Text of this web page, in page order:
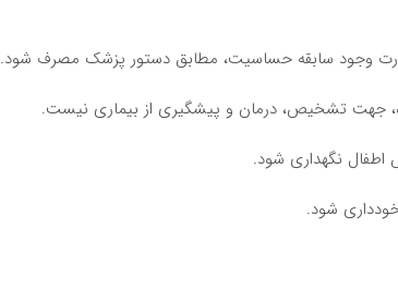
وجود سابقه حساسیت، مطابق دستور پزشک مصرف شود.
جهت تشخیص، درمان و پیشگیری از بیماری نیست.
نگهداری شود.
شود.